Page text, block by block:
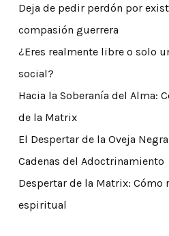
Deja de pedir perdón por
compasión guerrera
¿Eres realmente libre o solo
social?
Hacia la Soberanía del Alma:
de la Matrix
El Despertar de la Oveja
Cadenas del Adoctrinamiento
Despertar de la Matrix: Cómo
espiritual